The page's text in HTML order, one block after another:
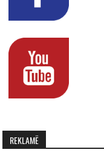
REKLAMË